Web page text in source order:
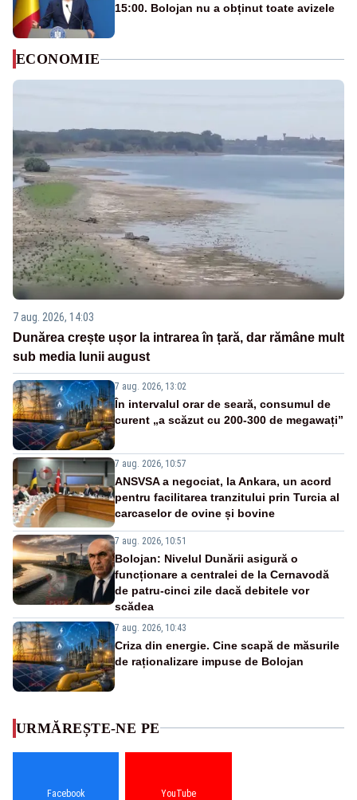
15:00. Bolojan nu a obținut toate avizele
ECONOMIE
7 aug. 2026, 14:03
Dunărea crește ușor la intrarea în țară, dar rămâne mult
sub media lunii august
7 aug. 2026, 13:02
În intervalul orar de seară, consumul de
curent „a scăzut cu 200-300 de megawați”
7 aug. 2026, 10:57
ANSVSA a negociat, la Ankara, un acord
pentru facilitarea tranzitului prin Turcia al
carcaselor de ovine și bovine
7 aug. 2026, 10:51
Bolojan: Nivelul Dunării asigură o
funcționare a centralei de la Cernavodă
de patru-cinci zile dacă debitele vor
scădea
7 aug. 2026, 10:43
Criza din energie. Cine scapă de măsurile
de raționalizare impuse de Bolojan
URMĂREȘTE-NE PE
Facebook YouTube